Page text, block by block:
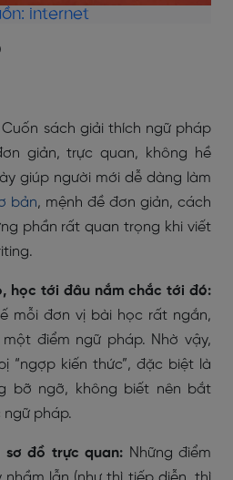
internet
Cuốn sách giải thích ngữ pháp
giản, trực quan, không hề
giúp người mới dễ dàng làm
bản, mệnh đề đơn giản, cách
phần rất quan trọng khi viết
học tới đâu nắm chắc tới đó:
mỗi đơn vị bài học rất ngắn,
điểm ngữ pháp. Nhờ vậy,
“ngợp kiến thức”, đặc biệt là
bỡ ngỡ, không biết nên bắt
pháp.
sơ đồ trực quan: Những điểm